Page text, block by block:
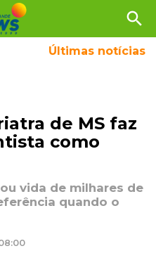
search
Últimas notícias
de MS faz
como
vida de milhares de
quando o